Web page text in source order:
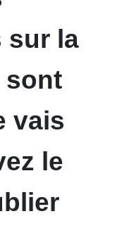
sur la
sont
vais
le